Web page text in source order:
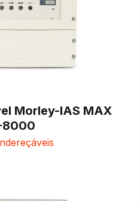
Morley-IAS MAX
8000